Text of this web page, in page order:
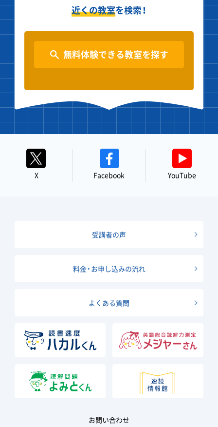
近くの教室を検索！
無料体験できる教室を探す
X Facebook YouTube
受講者の声
料金・お申し込みの流れ
よくある質問
お問い合わせ